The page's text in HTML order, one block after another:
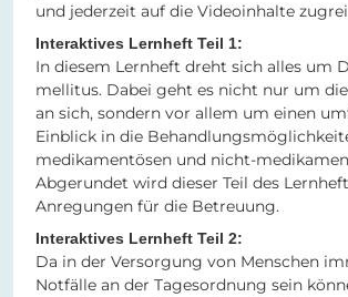
und jederzeit auf die Videoinhalte
Interaktives Lernheft Teil 1:
In diesem Lernheft dreht sich alles um
mellitus. Dabei geht es nicht nur um
an sich, sondern vor allem um einen
Einblick in die
medikamentösen und nicht-
Abgerundet wird dieser Teil des
Anregungen für die Betreuung.
Interaktives Lernheft Teil 2:
Da in der Versorgung von Menschen
Notfälle an der Tagesordnung sein